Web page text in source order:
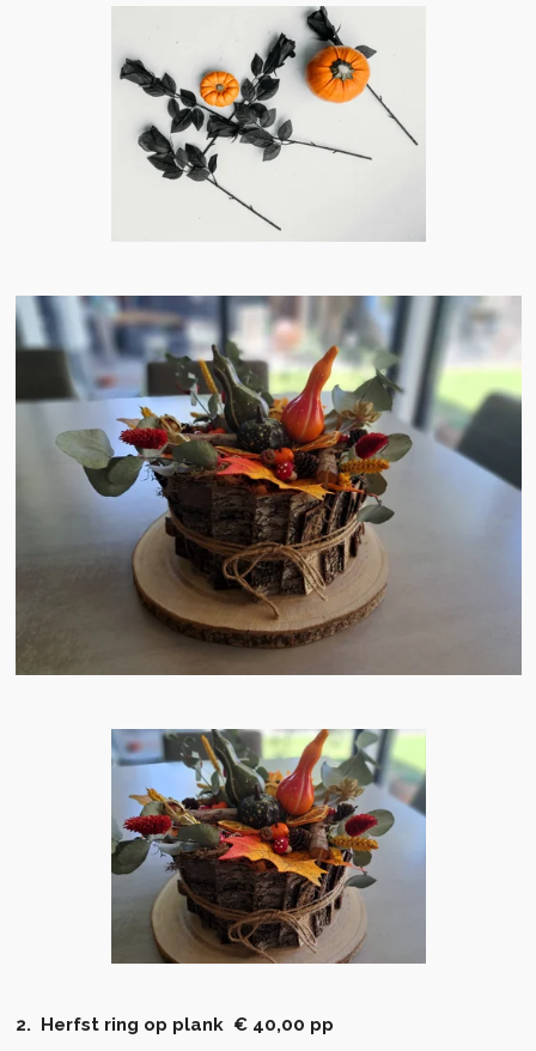
2. Herfst ring op plank € 40,00 pp